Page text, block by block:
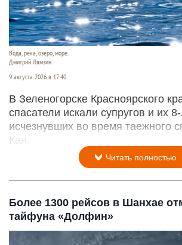
Вода, река, озеро, море.
Дмитрий Лямзин
9 августа 2026 в 17:40
В Зеленогорске Красноярского
спасатели искали супругов и их
исчезнувших во время таежного
Кан.
Читать полностью
Более 1300 рейсов в Шанхае
тайфуна «Долфин»